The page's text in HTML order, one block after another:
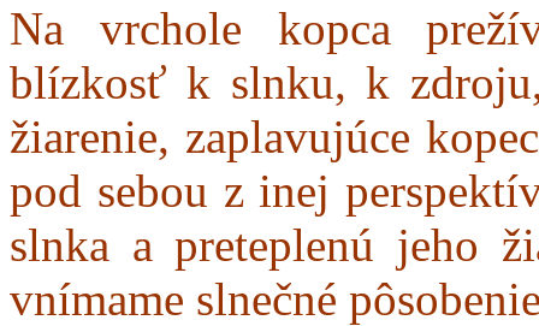
Na vrchole kopca
blízkosť k slnku, k
žiarenie, zaplavujúce
pod sebou z inej
slnka a preteplenú jeho
vnímame slnečné